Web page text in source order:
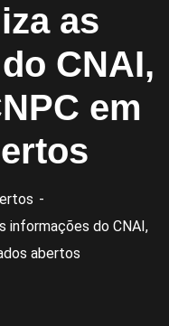
as
CNAI,
em
informações do CNAI,
abertos